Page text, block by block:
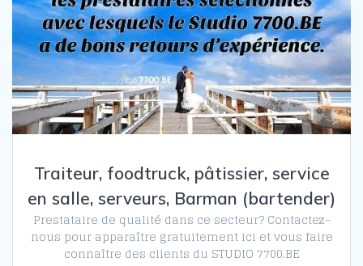
Traiteur, foodtruck, pâtissier, service
en salle, serveurs, Barman (bartender)
Prestataire de qualité dans ce secteur? Contactez-
nous pour apparaître gratuitement ici et vous faire
connaître des clients du STUDIO 7700.BE